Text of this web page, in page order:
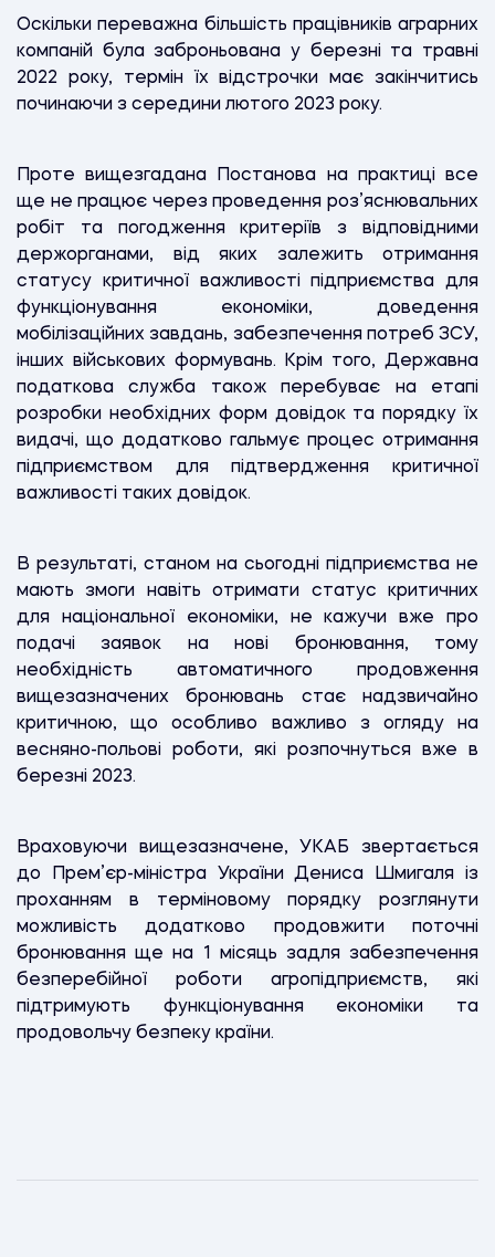
Оскільки переважна більшість працівників аграрних
компаній була заброньована у березні та травні
2022 року, термін їх відстрочки має закінчитись
починаючи з середини лютого 2023 року.
Проте вищезгадана Постанова на практиці все
ще не працює через проведення роз’яснювальних
робіт та погодження критеріїв з відповідними
держорганами, від яких залежить отримання
статусу критичної важливості підприємства для
функціонування економіки, доведення
мобілізаційних завдань, забезпечення потреб ЗСУ,
інших військових формувань. Крім того, Державна
податкова служба також перебуває на етапі
розробки необхідних форм довідок та порядку їх
видачі, що додатково гальмує процес отримання
підприємством для підтвердження критичної
важливості таких довідок.
В результаті, станом на сьогодні підприємства не
мають змоги навіть отримати статус критичних
для національної економіки, не кажучи вже про
подачі заявок на нові бронювання, тому
необхідність автоматичного продовження
вищезазначених бронювань стає надзвичайно
критичною, що особливо важливо з огляду на
весняно-польові роботи, які розпочнуться вже в
березні 2023.
Враховуючи вищезазначене, УКАБ звертається
до Прем’єр-міністра України Дениса Шмигаля із
проханням в терміновому порядку розглянути
можливість додатково продовжити поточні
бронювання ще на 1 місяць задля забезпечення
безперебійної роботи агропідприємств, які
підтримують функціонування економіки та
продовольчу безпеку країни.